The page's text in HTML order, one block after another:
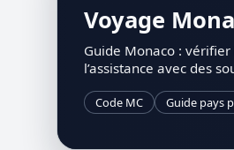
Voyage
Guide Monaco :
l’assistance avec des
Code MC Guide pays